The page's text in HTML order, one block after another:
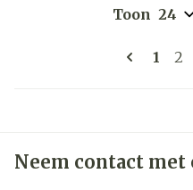
U
1 2
Toon
Neem contact met